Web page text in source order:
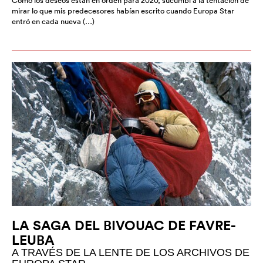
mirar lo que mis predecesores habían escrito cuando Europa Star
entró en cada nueva (…)
LA SAGA DEL BIVOUAC DE FAVRE-
LEUBA
A TRAVÉS DE LA LENTE DE LOS ARCHIVOS DE